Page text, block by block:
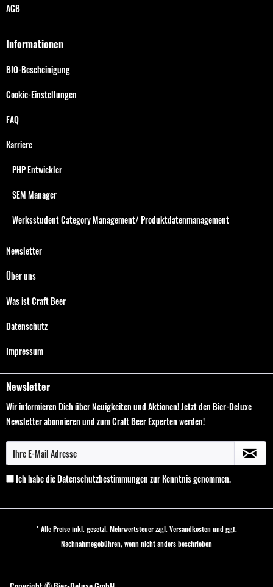
AGB
Informationen
BIO-Bescheinigung
Cookie-Einstellungen
FAQ
Karriere
PHP Entwickler
SEM Manager
Werksstudent Category Management/ Produktdatenmanagement
Newsletter
Über uns
Was ist Craft Beer
Datenschutz
Impressum
Newsletter
Wir informieren Dich über Neuigkeiten und Aktionen! Jetzt den Bier-Deluxe
Newsletter abonnieren und zum Craft Beer Experten werden!
Ich habe dieDatenschutzbestimmungenzur Kenntnis genommen.
* Alle Preise inkl. gesetzl. Mehrwertsteuer zzgl. Versandkostenund ggf.
Nachnahmegebühren, wenn nicht anders beschrieben